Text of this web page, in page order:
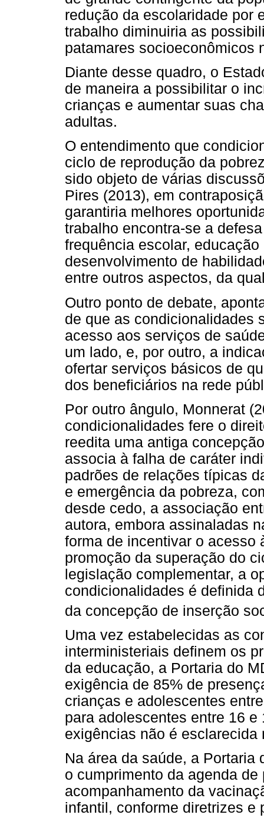
redução da escolaridade por
trabalho diminuiria as
patamares socioeconômicos
Diante desse quadro, o
de maneira a possibilitar o
crianças e aumentar suas
adultas.
O entendimento que
ciclo de reprodução da
sido objeto de várias
Pires (2013), em
garantiria melhores
trabalho encontra-se a
frequência escolar,
desenvolvimento de
entre outros aspectos, da
Outro ponto de debate,
de que as condicionalidades
acesso aos serviços de
um lado, e, por outro, a
ofertar serviços básicos de
dos beneficiários na rede
Por outro ângulo, Monnerat
condicionalidades fere o
reedita uma antiga
associa à falha de caráter
padrões de relações típicas
e emergência da pobreza,
desde cedo, a associação
autora, embora assinaladas
forma de incentivar o
promoção da superação do
legislação complementar, a
condicionalidades é definida
da concepção de inserção
Uma vez estabelecidas as
interministeriais definem os
da educação, a Portaria do
exigência de 85% de
crianças e adolescentes
para adolescentes entre 16
exigências não é esclarecida
Na área da saúde, a Portaria
o cumprimento da agenda
acompanhamento da
infantil, conforme diretrizes e